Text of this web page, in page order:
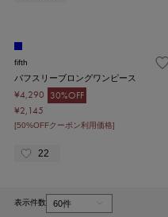
fifth
パフスリーブロングワンピース
¥4,290 30%OFF
¥2,145
[50%OFFクーポン利用価格]
22
表示件数